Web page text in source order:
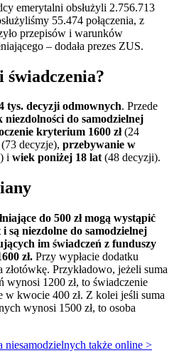
emerytalni obsłużyli 2.756.713
55.474 połączenia, z
przepisów i warunków
– dodała prezes ZUS.
tys. decyzji odmownych. Przede
niezdolności do samodzielnej
kryterium 1600 zł(24
(73 decyzje), przebywanie w
i wiek poniżej 18 lat(48 decyzji).
do 500 zł mogą wystąpić
są niezdolne do samodzielnej
im świadczeń z funduszy
zł. Przy wypłacie dodatku
złotówkę. Przykładowo, jeżeli suma
wynosi 1200 zł, to świadczenie
w kwocie 400 zł. Z kolei jeśli suma
wynosi 1500 zł, to osoba
niesamodzielnych także online >